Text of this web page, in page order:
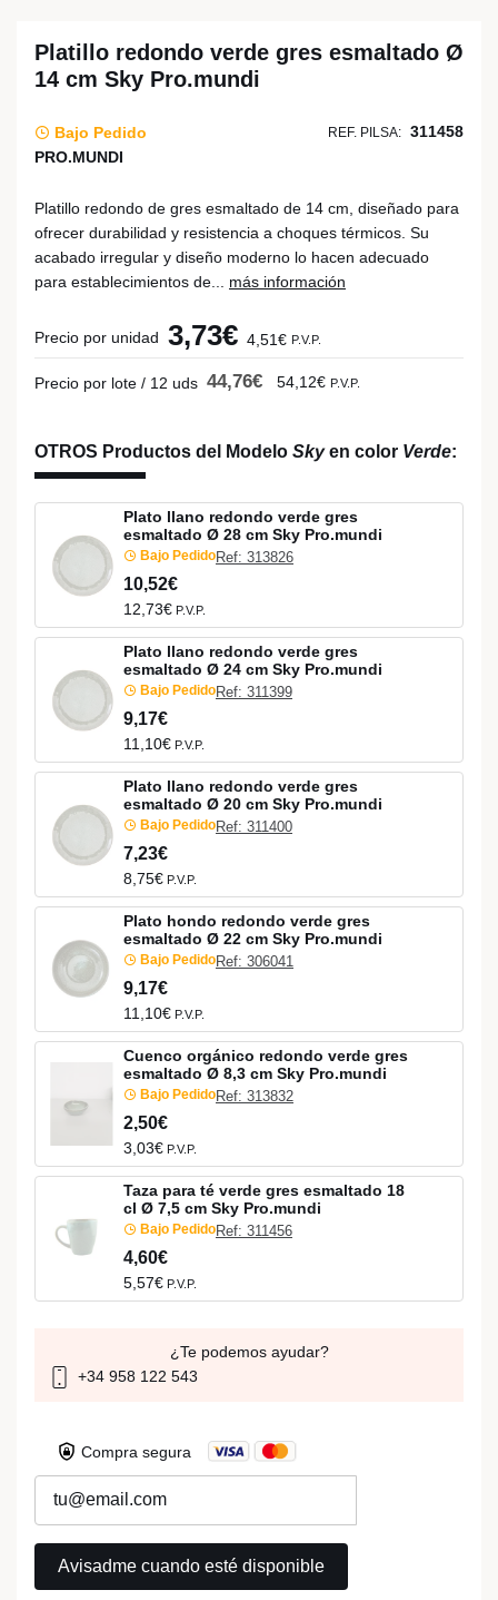
Platillo redondo verde gres esmaltado Ø
14 cm Sky Pro.mundi
Bajo Pedido REF. PILSA: 311458
PRO.MUNDI
Platillo redondo de gres esmaltado de 14 cm, diseñado para
ofrecer durabilidad y resistencia a choques térmicos. Su
acabado irregular y diseño moderno lo hacen adecuado
para establecimientos de... más información
Precio por unidad 3,73€ 4,51€ P.V.P.
Precio por lote / 12 uds 44,76€ 54,12€ P.V.P.
OTROS Productos del Modelo Skyen color Verde:
Plato llano redondo verde gres
esmaltado Ø 28 cm Sky Pro.mundi
Bajo PedidoRef: 313826
10,52€
12,73€ P.V.P.
Plato llano redondo verde gres
esmaltado Ø 24 cm Sky Pro.mundi
Bajo PedidoRef: 311399
9,17€
11,10€ P.V.P.
Plato llano redondo verde gres
esmaltado Ø 20 cm Sky Pro.mundi
Bajo PedidoRef: 311400
7,23€
8,75€ P.V.P.
Plato hondo redondo verde gres
esmaltado Ø 22 cm Sky Pro.mundi
Bajo PedidoRef: 306041
9,17€
11,10€ P.V.P.
Cuenco orgánico redondo verde gres
esmaltado Ø 8,3 cm Sky Pro.mundi
Bajo PedidoRef: 313832
2,50€
3,03€ P.V.P.
Taza para té verde gres esmaltado 18
cl Ø 7,5 cm Sky Pro.mundi
Bajo PedidoRef: 311456
4,60€
5,57€ P.V.P.
¿Te podemos ayudar?
+34 958 122 543
Compra segura